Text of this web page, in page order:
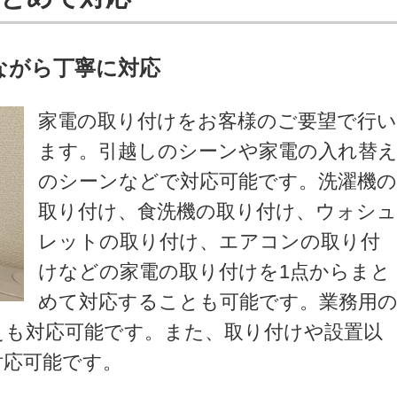
がら丁寧に対応
家電の取り付けをお客様のご要望で行い
ます。引越しのシーンや家電の入れ替
のシーンなどで対応可能です。洗濯機の
取り付け、食洗機の取り付け、ウォシュ
レットの取り付け、エアコンの取り付
けなどの家電の取り付けを1点からまと
めて対応することも可能です。業務用
対応可能です。また、取り付けや設置以
可能です。